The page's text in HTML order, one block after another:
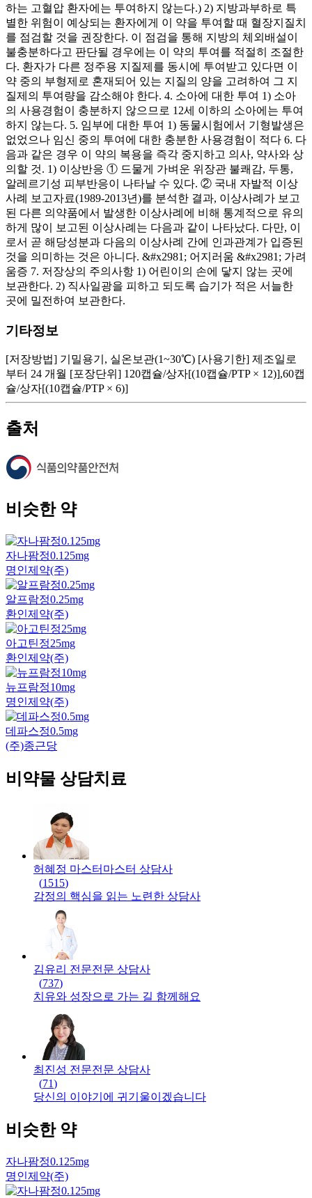
하는 고혈압 환자에는 투여하지 않는다.) 2) 지방과부하로 특
별한 위험이 예상되는 환자에게 이 약을 투여할 때 혈장지질치
를 점검할 것을 권장한다. 이 점검을 통해 지방의 체외배설이
불충분하다고 판단될 경우에는 이 약의 투여를 적절히 조절한
다. 환자가 다른 정주용 지질제를 동시에 투여받고 있다면 이
약 중의 부형제로 혼재되어 있는 지질의 양을 고려하여 그 지
질제의 투여량을 감소해야 한다. 4. 소아에 대한 투여 1) 소아
의 사용경험이 충분하지 않으므로 12세 이하의 소아에는 투여
하지 않는다. 5. 임부에 대한 투여 1) 동물시험에서 기형발생은
없었으나 임신 중의 투여에 대한 충분한 사용경험이 적다 6. 다
음과 같은 경우 이 약의 복용을 즉각 중지하고 의사, 약사와 상
의할 것. 1) 이상반응 ① 드물게 가벼운 위장관 불쾌감, 두통,
알레르기성 피부반응이 나타날 수 있다. ② 국내 자발적 이상
사례 보고자료(1989-2013년)를 분석한 결과, 이상사례가 보고
된 다른 의약품에서 발생한 이상사례에 비해 통계적으로 유의
하게 많이 보고된 이상사례는 다음과 같이 나타났다. 다만, 이
로서 곧 해당성분과 다음의 이상사례 간에 인과관계가 입증된
것을 의미하는 것은 아니다. &#x2981; 어지러움 &#x2981; 가려
움증 7. 저장상의 주의사항 1) 어린이의 손에 닿지 않는 곳에
보관한다. 2) 직사일광을 피하고 되도록 습기가 적은 서늘한
곳에 밀전하여 보관한다.
기타정보
[저장방법] 기밀용기, 실온보관(1~30℃) [사용기한] 제조일로
부터 24 개월 [포장단위] 120캡슐/상자[(10캡슐/PTP × 12)],60캡
슐/상자[(10캡슐/PTP × 6)]
출처
비슷한 약
자나팜정0.125mg
명인제약(주)
알프람정0.25mg
환인제약(주)
아고틴정25mg
환인제약(주)
뉴프람정10mg
명인제약(주)
데파스정0.5mg
(주)종근당
비약물 상담치료
허혜정 마스터 마스터 상담사
(1515)
감정의 핵심을 읽는 노련한 상담사
김유리 전문전문 상담사
(737)
치유와 성장으로 가는 길 함께해요
최진성 전문전문 상담사
(71)
당신의 이야기에 귀기울이겠습니다
비슷한 약
자나팜정0.125mg
명인제약(주)